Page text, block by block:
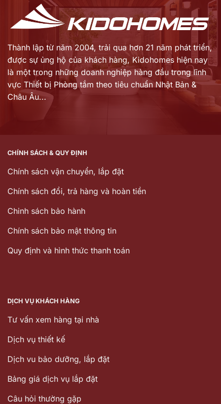
Thành lập từ năm 2004, trải qua hơn 21 năm phát triển,
được sự ủng hộ của khách hàng, Kidohomes hiện nay
là một trong những doanh nghiệp hàng đầu trong lĩnh
vực Thiết bị Phòng tắm theo tiêu chuẩn Nhật Bản &
Châu Âu...
CHÍNH SÁCH & QUY ĐỊNH
Chính sách vận chuyển, lắp đặt
Chính sách đổi, trả hàng và hoàn tiền
Chinh sách bảo hành
Chính sách bảo mật thông tin
Quy định và hình thức thanh toán
DỊCH VỤ KHÁCH HÀNG
Tư vấn xem hàng tại nhà
Dịch vụ thiết kế
Dịch vu bảo dưỡng, lắp đặt
Bảng giá dịch vụ lắp đặt
Câu hỏi thường gặp